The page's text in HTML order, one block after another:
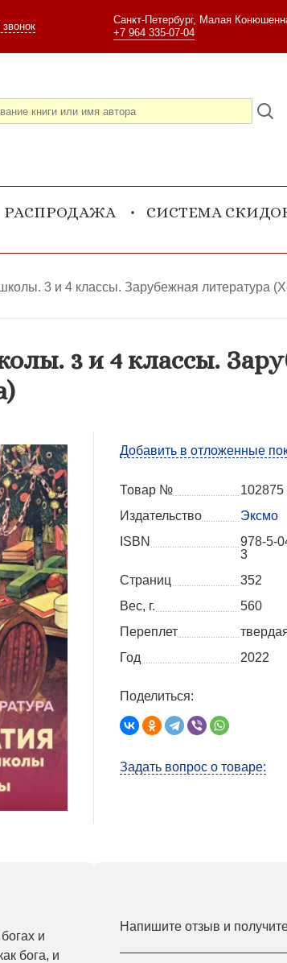
Санкт-Петербург, Малая
+7 964 335-07-04
РАСПРОДАЖА
СИСТЕМА
3 и 4 классы. Зарубежная литература
3 и 4 классы.
Добавить в отложенные
Товар №
102875
Издательство
Эксмо
ISBN
978-5-
3
Страниц
352
Вес, г.
560
Переплет
Год
2022
Поделиться:
Задать вопрос о товаре:
и
бога, и
Напишите отзыв и